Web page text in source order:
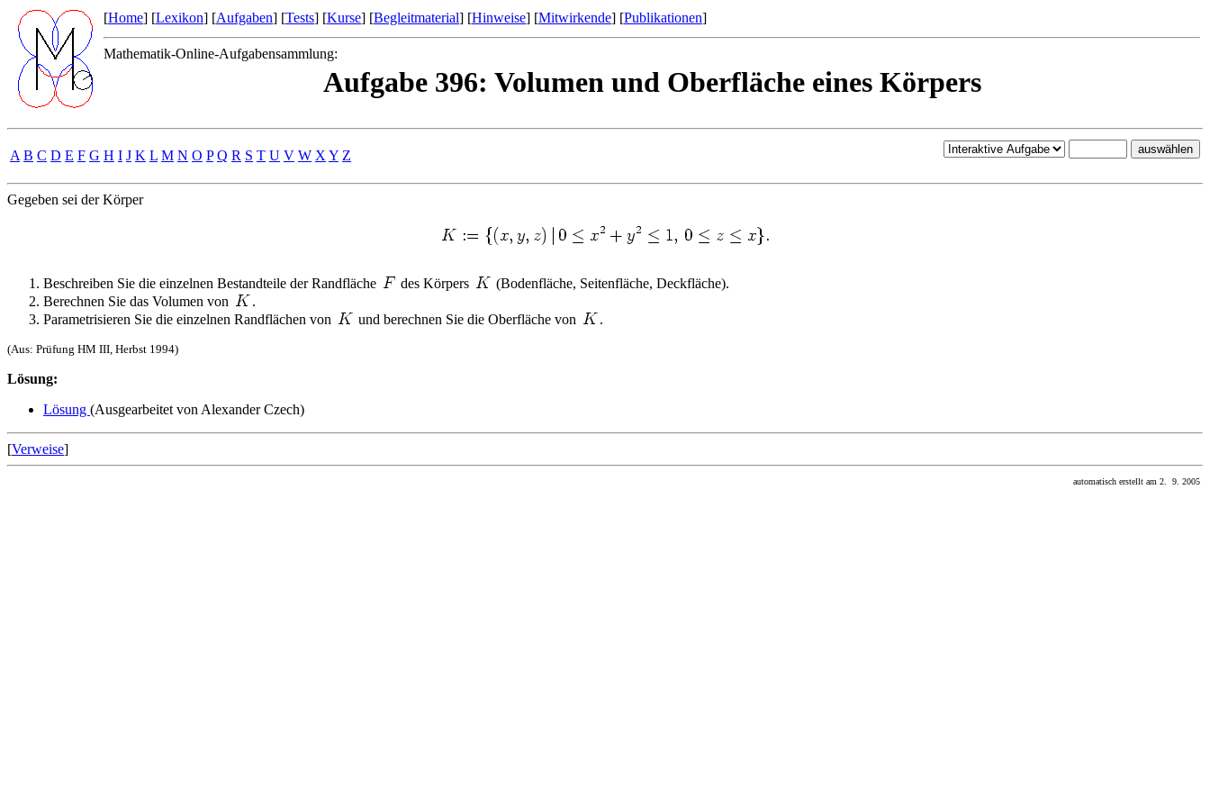
[Home] [Lexikon] [Aufgaben] [Tests] [Kurse] [Begleitmaterial] [Hinweise] [Mitwirkende] [Publikationen]
Mathematik-Online-Aufgabensammlung:
Aufgabe 396: Volumen und Oberfläche eines Körpers
A B C D E F G H I J K L M N O P Q R S T U V W X Y Z
Gegeben sei der Körper
Beschreiben Sie die einzelnen Bestandteile der Randfläche des Körpers
(Bodenfläche, Seitenfläche, Deckfläche).
Berechnen Sie das Volumen von
.
Parametrisieren Sie die einzelnen Randflächen von
und berechnen Sie die Oberfläche von .
(Aus: Prüfung HM III, Herbst 1994)
Lösung:
Lösung (Ausgearbeitet von Alexander Czech)
[Verweise]
automatisch erstellt am 2. 9. 2005